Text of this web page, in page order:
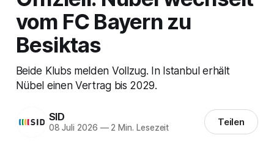
vom FC Bayern zu
Besiktas
Beide Klubs melden Vollzug. In Istanbul erhält
Nübel einen Vertrag bis 2029.
SID
08 Juli 2026 —2 Min. Lesezeit Teilen